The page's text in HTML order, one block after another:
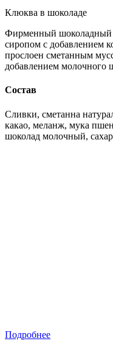
Клюква в шоколаде
Фирменный шоколадный
сиропом с добавлением
прослоен сметанным
добавлением молочного
Состав
Сливки, сметанна
какао, меланж, мука
шоколад молочный,
Подробнее